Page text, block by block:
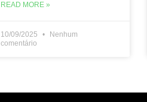
READ MORE »
10/09/2025
Nenhum
comentário